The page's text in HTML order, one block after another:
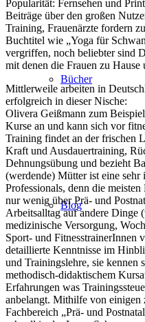
Bücher
Blog
Popularität: Fernsehen und
Beiträge über den großen
Training, Frauenärzte fordern
Buchtitel wie „Yoga für
vergriffen, noch beliebter sind
mit denen die Frauen zu
Mittlerweile arbeiten in
erfolgreich in dieser Nische:
Olivera Geißmann zum
Kurse an und kann sich vor
Training findet an der frischen
Kraft und Ausdauertraining,
Dehnungsübung und bezieht
(werdende) Mütter ist eine sehr
Professionals, denn die
nur wenig über Prä- und
Arbeitsalltag auf andere Dinge
medizinische Versorgung,
Sport- und FitnesstrainerInnen
detaillierte Kenntnisse im
und Trainingslehre, sie kennen
methodisch-didaktischem
Erfahrungen was
anbelangt. Mithilfe von einigen
Fachbereich „Prä- und